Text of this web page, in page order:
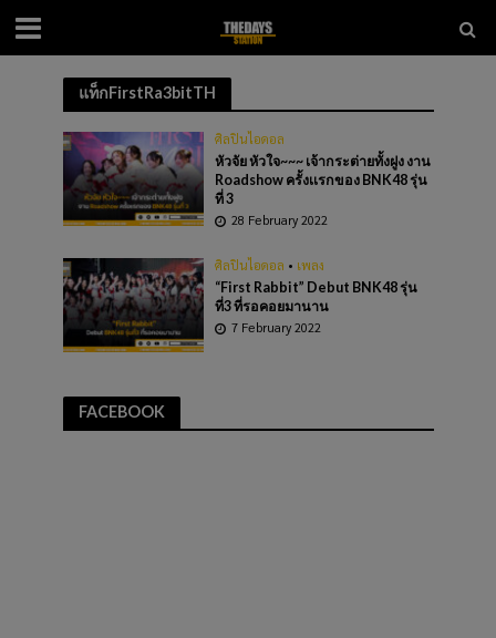
แท็กFirstRa3bitTH
ศิลปินไอดอล
หัวจัย หัวใจ~~~ เจ้ากระต่ายทั้งฝูง งาน
Roadshow ครั้งเเรกของ BNK48 รุ่น
ที่ 3
28 February 2022
ศิลปินไอดอล • เพลง
“First Rabbit” Debut BNK48 รุ่น
ที่3 ที่รอคอยมานาน
7 February 2022
FACEBOOK